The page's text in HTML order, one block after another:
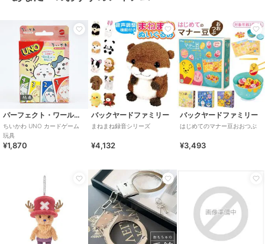
パーフェクト・ワールド・トーキョー
ちいかわ UNO カードゲーム
玩具
¥1,870
バックヤードファミリー
まねまね録音シリーズ
¥4,132
バックヤードファミリー
はじめてのマナー豆おおつぶ
¥3,493